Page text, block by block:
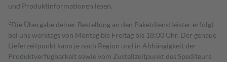
und Produktinformationen lesen.
3Die Übergabe deiner Bestellung an den Paketdienstleister erfolgt
bei uns werktags von Montag bis Freitag bis 18:00 Uhr. Der genaue
Lieferzeitpunkt kann je nach Region und in Abhängigkeit der
Produktverfügbarkeit sowie vom Zustellzeitpunkt des Spediteurs